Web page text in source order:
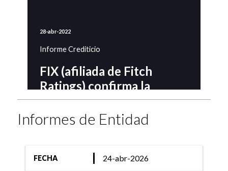
28-abr-2022
Informe Crediticio
FIX (afiliada de Fitch
Ratings) confirma la
calificación de Scotiabank
Uruguay S.A.
29-abr-2021
Informes de Entidad
FECHA 24-abr-2026